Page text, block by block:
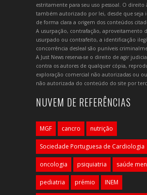
estritamente para seu uso pessoal. O direito
também autorizado por lei, desde que seja
de forma clara a origem dos conteúdos
A usurpação, contrafação, aproveitamento
usurpado ou contrafeito, a identificação
concorrência desleal são puníveis
A Just News reserva-se o direito de agir
contra os autores de qualquer cópia,
exploração comercial não autorizadas ou
não autorizada do conteúdo do site por
NUVEM DE REFERÊNCIAS
MGF cancro nutrição
Sociedade Portuguesa de Cardiologia
oncologia psiquiatria saúde
pediatria prémio INEM